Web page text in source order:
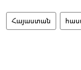
Հայաստան